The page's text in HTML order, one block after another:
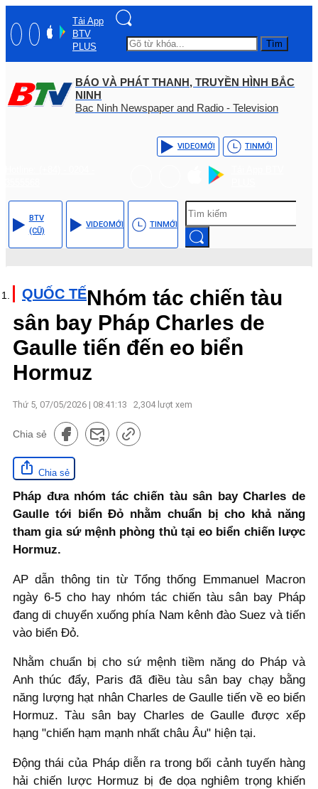
Tải App
BTV
PLUS
Tìm
BÁO VÀ PHÁT THANH, TRUYỀN HÌNH BẮC
NINH
Bac Ninh Newspaper and Radio - Television
VIDEOMỚI TINMỚI
BTV
(CŨ)
VIDEOMỚI TINMỚI
QUỐC TẾNhóm tác chiến tàu
sân bay Pháp Charles de
Gaulle tiến đến eo biển
Hormuz
Thứ 5, 07/05/2026 | 08:41:13 2,304lượt xem
Chia sẻ
Chia sẻ
Pháp đưa nhóm tác chiến tàu sân bay Charles de
Gaulle tới biển Đỏ nhằm chuẩn bị cho khả năng
tham gia sứ mệnh phòng thủ tại eo biển chiến lược
Hormuz.
AP dẫn thông tin từ Tổng thống Emmanuel Macron
ngày 6-5 cho hay nhóm tác chiến tàu sân bay Pháp
đang di chuyển xuống phía Nam kênh đào Suez và tiến
vào biển Đỏ.
Nhằm chuẩn bị cho sứ mệnh tiềm năng do Pháp và
Anh thúc đẩy, Paris đã điều tàu sân bay chạy bằng
năng lượng hạt nhân Charles de Gaulle tiến về eo biển
Hormuz. Tàu sân bay Charles de Gaulle được xếp
hạng "chiến hạm mạnh nhất châu Âu" hiện tại.
Động thái của Pháp diễn ra trong bối cảnh tuyến hàng
hải chiến lược Hormuz bị đe dọa nghiêm trọng khiến